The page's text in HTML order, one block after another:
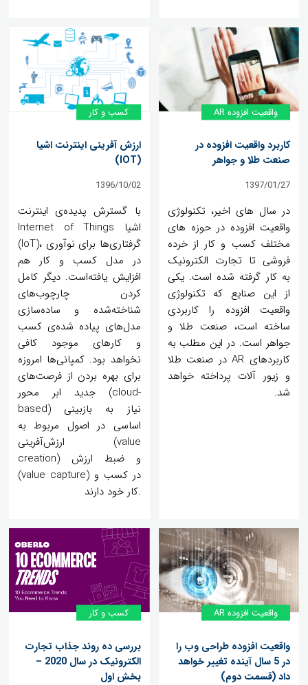
واقعیت افزوده AR
کاربرد واقعیت افزوده در
صنعت طلا و جواهر
1397/01/27
در سال های اخیر، تکنولوژی
واقعیت افزوده در حوزه های
مختلف کسب و کار از خرده
فروشی تا تجارت الکترونیک
به کار گرفته شده است. یکی
از این صنایع که تکنولوژی
واقعیت افزوده را کاربردی
ساخته است، صنعت طلا و
جواهر است. در این مطلب به
کاربردهای AR در صنعت طلا
و زیور آلات پرداخته خواهد
شد.
کسب و کار
ارزش آفرینی اینترنت اشیا
(IOT)
1396/10/02
با گسترش پدیده‌ی اینترنت
اشیا Internet of Things
‪(IoT)، گرفتاری‌ها برای نوآوری
در مدل کسب و کار هم
افزایش یافته‌است. دیگر کامل
کردن چارچوب‌های
شناخته‌شده و ساده‌سازی
مدل‌های پیاده‌ شده‌ی کسب
و کارهای موجود کافی
نخواهد بود. کمپانی‌ها امروزه
برای بهره‌ بردن از فرصت‌های
جدید ابر محور (cloud-
based) نیاز به بازبینی
اساسی در اصول مربوط به
ارزش‌آفرینی (value
creation) و ضبط ارزش
(value capture) در کسب و
کار خود دارند.
واقعیت افزوده AR
واقعیت افزوده طراحی وب را
در 5 سال آینده تغییر خواهد
داد (قسمت دوم)
کسب و کار
بررسی ده روند جذاب تجارت
الکترونیک در سال 2020 –
بخش اول